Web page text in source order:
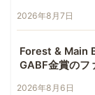
2026年8月7日
Forest & Main
GABF金賞のフ
2026年8月6日